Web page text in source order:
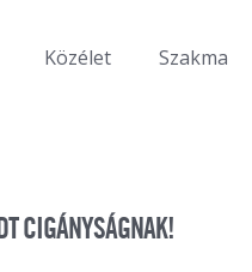
Közélet Szakma
CIGÁNYSÁGNAK!